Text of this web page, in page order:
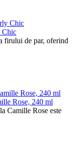
Chic
firului de par, oferind
Rose, 240 ml
Camille Rose este